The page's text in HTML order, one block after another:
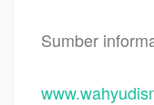
Sumber